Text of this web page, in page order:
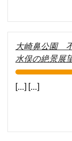
大崎鼻公園
水俣の絶景展
[…] […]